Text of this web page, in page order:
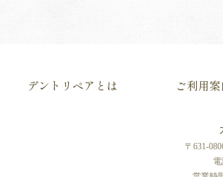
デントリペアとは ご利用
〒631-